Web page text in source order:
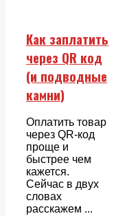
Как заплатить
через QR код
(и подводные
камни)
Оплатить товар
через QR-код
проще и
быстрее чем
кажется.
Сейчас в двух
словах
расскажем ...